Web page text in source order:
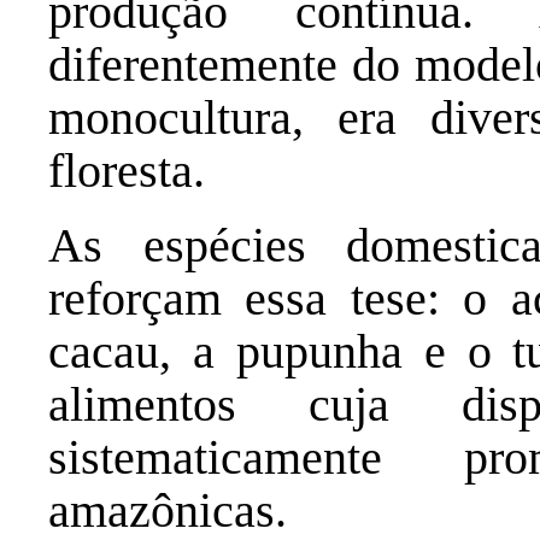
produção contínua.
diferentemente do
monocultura, era
floresta.
As espécies
reforçam essa tese: o
cacau, a pupunha e o
alimentos cuja
sistematicamente
amazônicas.